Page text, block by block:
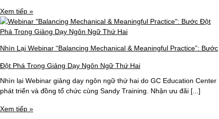
Xem tiếp »
Nhìn Lại Webinar “Balancing Mechanical & Meaningful Practice”: Bước
Đột Phá Trong Giảng Dạy Ngôn Ngữ Thứ Hai
Nhìn lại Webinar giảng dạy ngôn ngữ thứ hai do GC Education Center
phát triển và đồng tổ chức cùng Sandy Training. Nhận ưu đãi [...]
Xem tiếp »